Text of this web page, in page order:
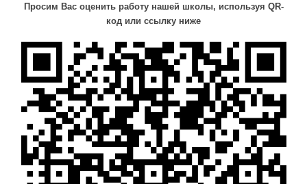
Просим Вас оценить работу нашей школы, используя QR-
код или ссылку ниже